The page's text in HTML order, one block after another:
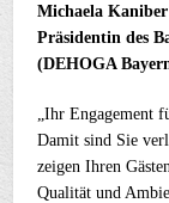
Michaela
Präsidentin des
(DEHOGA
„Ihr Engagement
Damit sind Sie
zeigen Ihren
Qualität und